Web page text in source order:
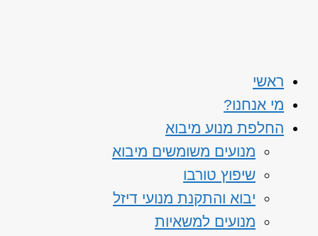
ראשי
מי אנחנו?
החלפת מנוע מיבוא
מנועים משומשים מיבוא
שיפוץ טורבו
יבוא והתקנת מנועי דיזל
מנועים למשאיות